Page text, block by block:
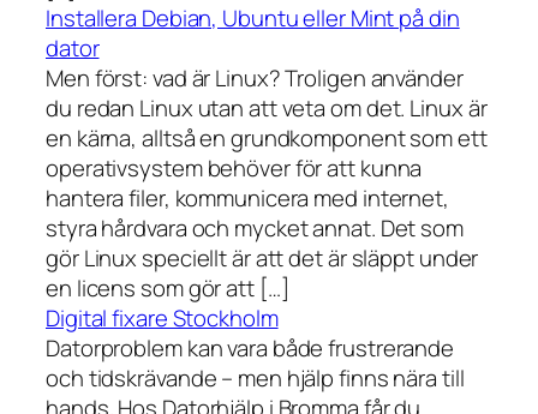
Installera Debian, Ubuntu eller Mint på din
dator
Men först: vad är Linux? Troligen använder
du redan Linux utan att veta om det. Linux är
en kärna, alltså en grundkomponent som ett
operativsystem behöver för att kunna
hantera filer, kommunicera med internet,
styra hårdvara och mycket annat. Det som
gör Linux speciellt är att det är släppt under
en licens som gör att […]
Digital fixare Stockholm
Datorproblem kan vara både frustrerande
och tidskrävande – men hjälp finns nära till